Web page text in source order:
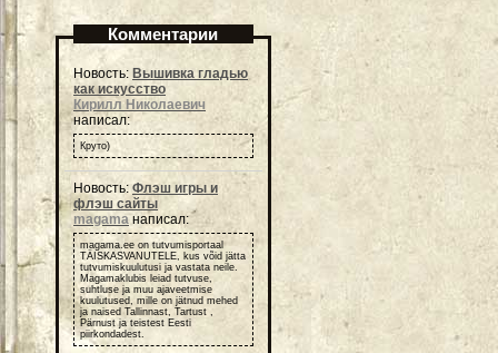
Комментарии
Новость: Вышивка гладью
как искусство
Кирилл Николаевич
написал:
Круто)
Новость: Флэш игры и
флэш сайты
magamaнаписал:
magama.ee on tutvumisportaal
TÄISKASVANUTELE, kus võid jätta
tutvumiskuulutusi ja vastata neile.
Magamaklubis leiad tutvuse,
suhtluse ja muu ajaveetmise
kuulutused, mille on jätnud mehed
ja naised Tallinnast, Tartust ,
Pärnust ja teistest Eesti
piirkondadest.